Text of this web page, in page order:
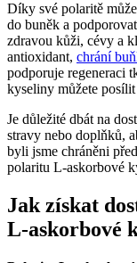
Díky své polaritě
do buněk a
zdravou kůži, cévy a
antioxidant, chrání
podporuje regeneraci
kyseliny můžete
Je důležité dbát na
stravy nebo doplňků,
byli jsme chráněni
polaritu L-askorbové
Jak získat
L-askorbové